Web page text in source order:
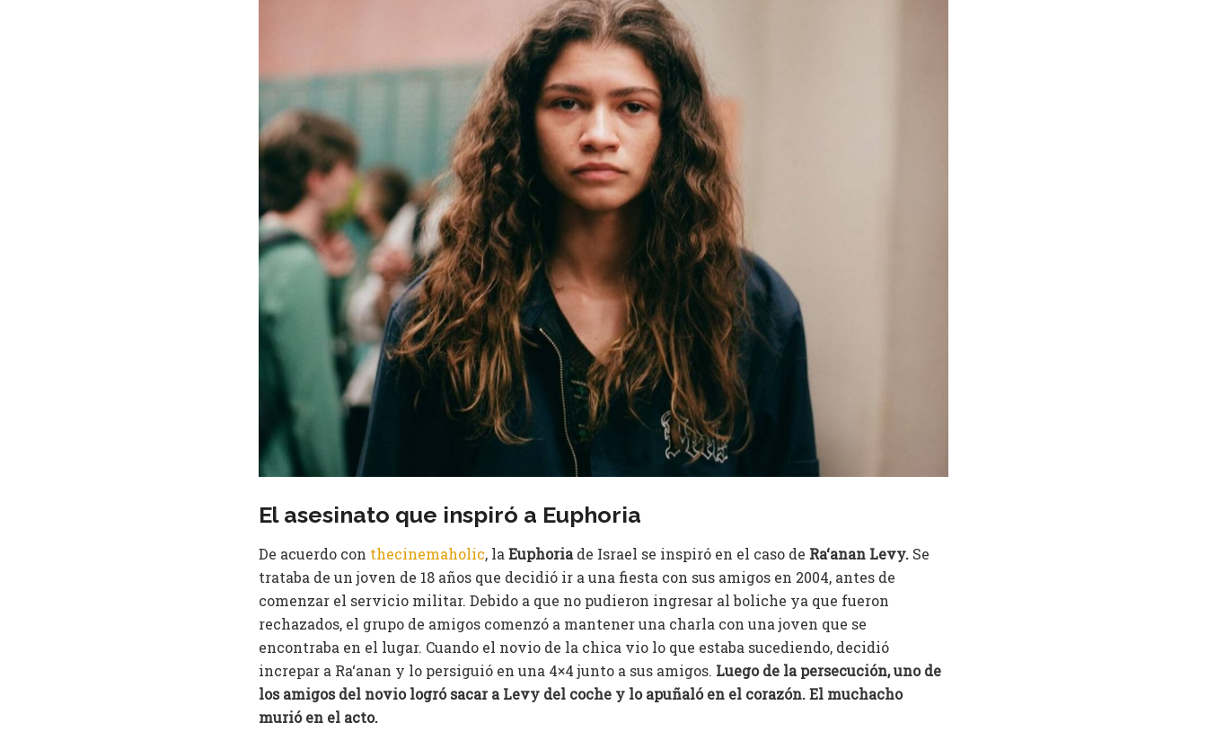
El asesinato que inspiró a Euphoria
De acuerdo con thecinemaholic, la Euphoriade Israel se inspiró en el caso de Ra‘anan Levy. Se
trataba de un joven de 18 años que decidió ir a una fiesta con sus amigos en 2004, antes de
comenzar el servicio militar. Debido a que no pudieron ingresar al boliche ya que fueron
rechazados, el grupo de amigos comenzó a mantener una charla con una joven que se
encontraba en el lugar. Cuando el novio de la chica vio lo que estaba sucediendo, decidió
increpar a Ra‘anan y lo persiguió en una 4×4 junto a sus amigos. Luego de la persecución, uno de
los amigos del novio logró sacar a Levy del coche y lo apuñaló en el corazón. El muchacho
murió en el acto.